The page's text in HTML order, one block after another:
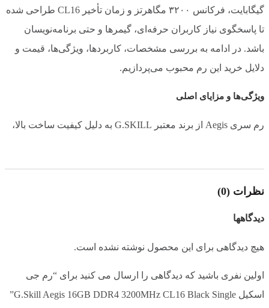
پیکربندی حافظه تک کاناله
تایمینگ (تاخیر حافظه)
ولتاژ مصرفی
گیگابایت، فرکانس ۳۲۰۰ مگاهرتز و زمان تأخیر CL16 طراحی شده
تا پاسخگوی نیاز کاربران حرفه‌ای، گیمرها و حتی برنامه‌نویسان
باشد. در ادامه به بررسی مشخصات، کاربردها، ویژگی‌ها، قیمت و
دلایل خرید این رم محبوب می‌پردازیم.
ویژگی‌ها و مزایای اصلی
رم سری Aegis از برند معتبر G.SKILL به دلیل کیفیت ساخت بالا،
می‌کنید، ظرفیت ۱۶ گیگابایت یک انتخاب ایده‌آل است. این مقدار
حافظه اجازه می‌دهد بدون افت سرعت، چندین برنامه و فایل
نظرات (0)
دیدگاهها
هیچ دیدگاهی برای این محصول نوشته نشده است.
اولین نفری باشید که دیدگاهی را ارسال می کنید برای “رم جی
اسکیل G.Skill Aegis 16GB DDR4 3200MHz CL16 Black Single”